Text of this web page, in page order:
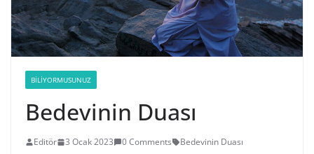
BILIYORMUSUNUZ
Bedevinin Duası
Editör 3 Ocak 2023 0 Comments Bedevinin Duası